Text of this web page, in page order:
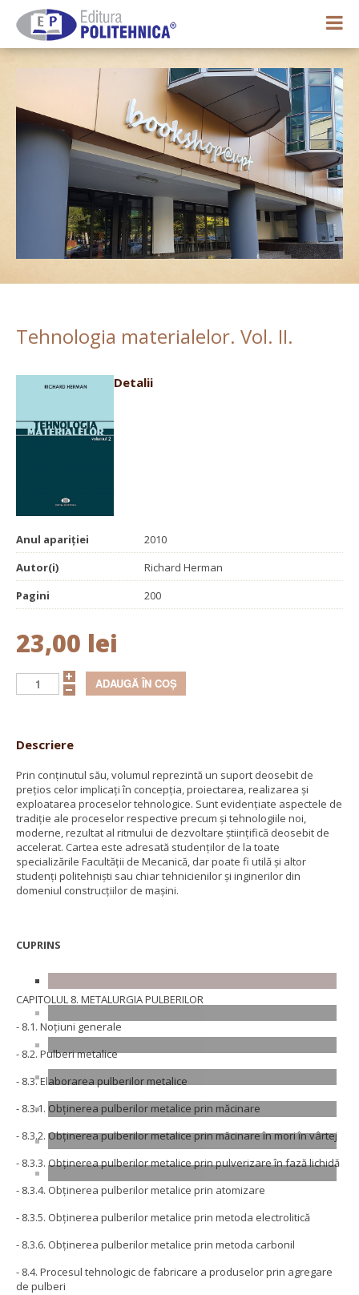
0,00 lei
Tehnologia materialelor. Vol. II.
Detalii
Anul apariției
2010
Autor(i)
Richard Herman
Pagini
200
23,00 lei
Descriere
Prin conţinutul său, volumul reprezintă un suport deosebit de
preţios celor implicaţi în concepţia, proiectarea, realizarea şi
exploatarea proceselor tehnologice. Sunt evidenţiate aspectele de
tradiţie ale proceselor respective precum şi tehnologiile noi,
moderne, rezultat al ritmului de dezvoltare ştiinţifică deosebit de
accelerat. Cartea este adresată studenţilor de la toate
specializările Facultăţii de Mecanică, dar poate fi utilă şi altor
studenţi politehnişti sau chiar tehnicienilor şi inginerilor din
domeniul construcţiilor de maşini.
CUPRINS
CAPITOLUL 8. METALURGIA PULBERILOR
- 8.1. Noţiuni generale
- 8.2. Pulberi metalice
- 8.3. Elaborarea pulberilor metalice
- 8.3.1. Obţinerea pulberilor metalice prin măcinare
- 8.3.2. Obţinerea pulberilor metalice prin măcinare în mori în vârtej
- 8.3.3. Obţinerea pulberilor metalice prin pulverizare în fază lichidă
- 8.3.4. Obţinerea pulberilor metalice prin atomizare
- 8.3.5. Obţinerea pulberilor metalice prin metoda electrolitică
- 8.3.6. Obţinerea pulberilor metalice prin metoda carbonil
- 8.4. Procesul tehnologic de fabricare a produselor prin agregare
de pulberi